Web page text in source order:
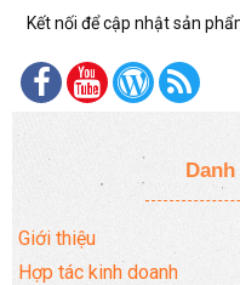
Kết nối để cập nhật sản
Giới thiệu
Hợp tác kinh doanh